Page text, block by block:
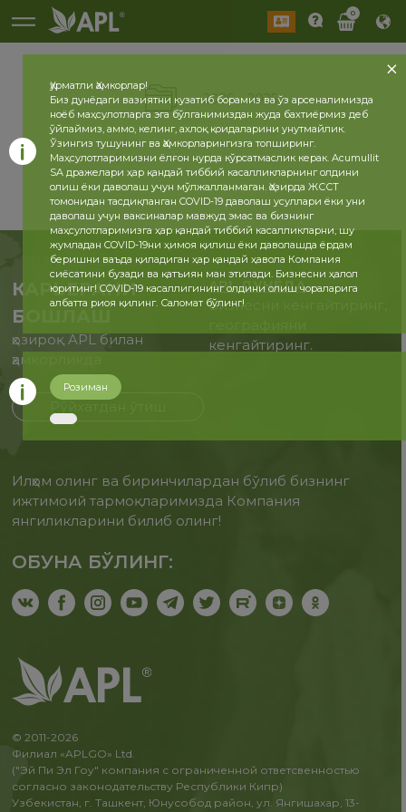
0
2026 2025
КАРЬЕРАНИ
БОШЛАШ
ҳозироқ APL билан
ҳамкорликда
APL ДУНЁДА
Бизнесни кенгайтиринг,
кенгайтиринг.
Илҳом олинг ва биринчилардан бўлиб бизнинг
ижтимоий тармоқларимизда Компания
янгиликларини билиб олинг!
ОБУНА БЎЛИНГ:
© 2011-2026
Филиал «APLGO» Ltd.
("Эй Пи Эл Гоу" компания с ограниченной ответсвенностью
согласно законодательству Республики Кипр)
Узбекистан, г. Ташкент, Юнусобод район, ул. Янгишахар, 13-
Ҳурматли Ҳамкорлар!
Биз дунёдаги вазиятни кузатиб борамиз ва ўз арсеналимизда
ноёб маҳсулотларга эга бўлганимиздан жуда бахтиёрмиз деб
ўйлаймиз, аммо, келинг, ахлоқ қоидаларини унутмайлик.
Ўзингиз тушунинг ва Ҳамкорларингизга топширинг.
Маҳсулотларимизни ёлғон нурда кўрсатмаслик керак. Acumullit
SA дражелари ҳар қандай тиббий касалликларнинг олдини
олиш ёки даволаш учун мўлжалланмаган. Ҳозирда ЖССТ
томонидан тасдиқланган COVID-19 даволаш усуллари ёки уни
даволаш учун ваксиналар мавжуд эмас ва бизнинг
маҳсулотларимизга ҳар қандай тиббий касалликларни, шу
жумладан COVID-19ни ҳимоя қилиш ёки даволашда ёрдам
беришни ваъда қиладиган ҳар қандай ҳавола Компания
сиёсатини бузади ва қатъиян ман этилади. Бизнесни ҳалол
юритинг! COVID-19 касаллигининг олдини олиш чораларига
албатта риоя қилинг. Саломат бўлинг!
Розиман